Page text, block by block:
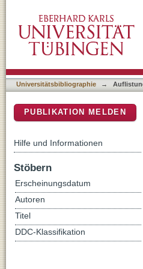
Universitätsbibliographie →
PUBLIKATION MELDEN
Hilfe und Informationen
Stöbern
Erscheinungsdatum
Autoren
Titel
DDC-Klassifikation